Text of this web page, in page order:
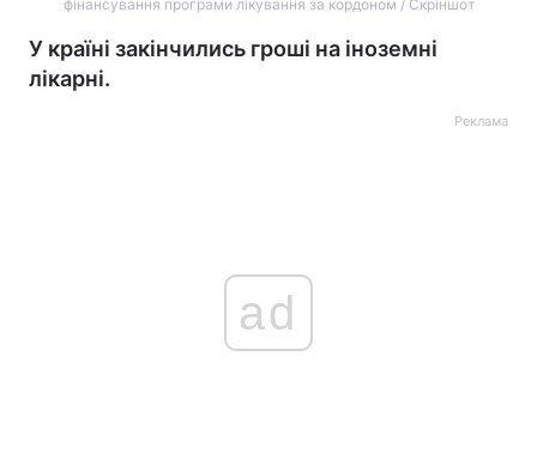
фінансування програми лікування за кордоном / Скріншот
У країні закінчились гроші на іноземні
лікарні.
Реклама
ad